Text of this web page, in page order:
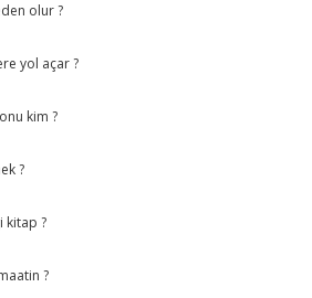
olur ?
yol açar ?
kim ?
?
kitap ?
?